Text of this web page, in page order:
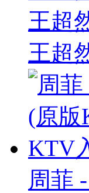
王超
王超
周菲